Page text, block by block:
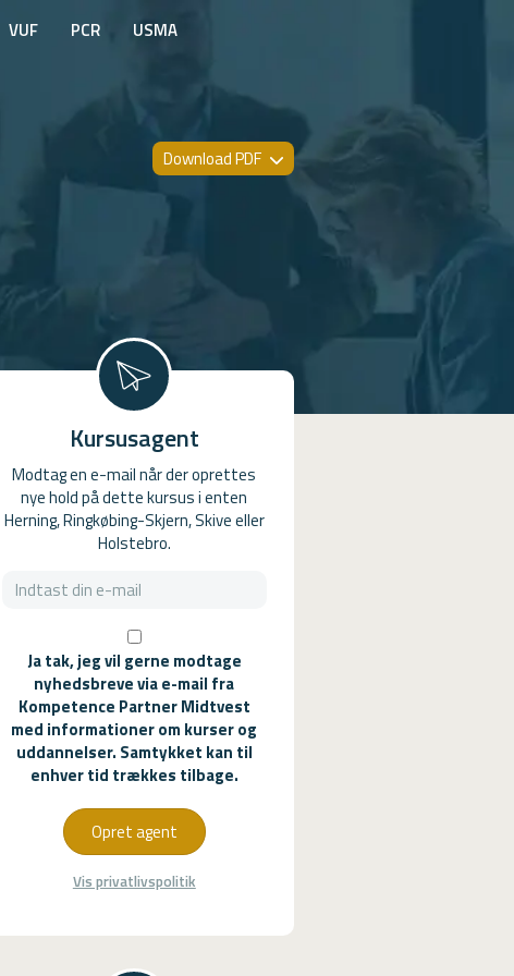
VUF PCR USMA
Download PDF
Kursusagent
Modtag en e-mail når der oprettes
nye hold på dette kursus i enten
Herning, Ringkøbing-Skjern, Skive eller
Holstebro.
Ja tak, jeg vil gerne modtage
nyhedsbreve via e-mail fra
Kompetence Partner Midtvest
med informationer om kurser og
uddannelser. Samtykket kan til
enhver tid trækkes tilbage.
Opret agent
Vis privatlivspolitik